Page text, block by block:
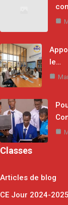
le…
Classes
Articles de blog
CE Jour 2024-2025